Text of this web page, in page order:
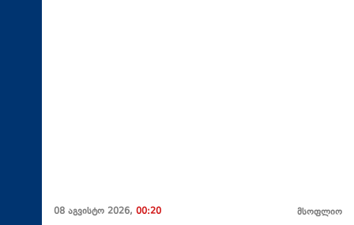
08 აგვისტო 2026, 00:20 მსოფლიო